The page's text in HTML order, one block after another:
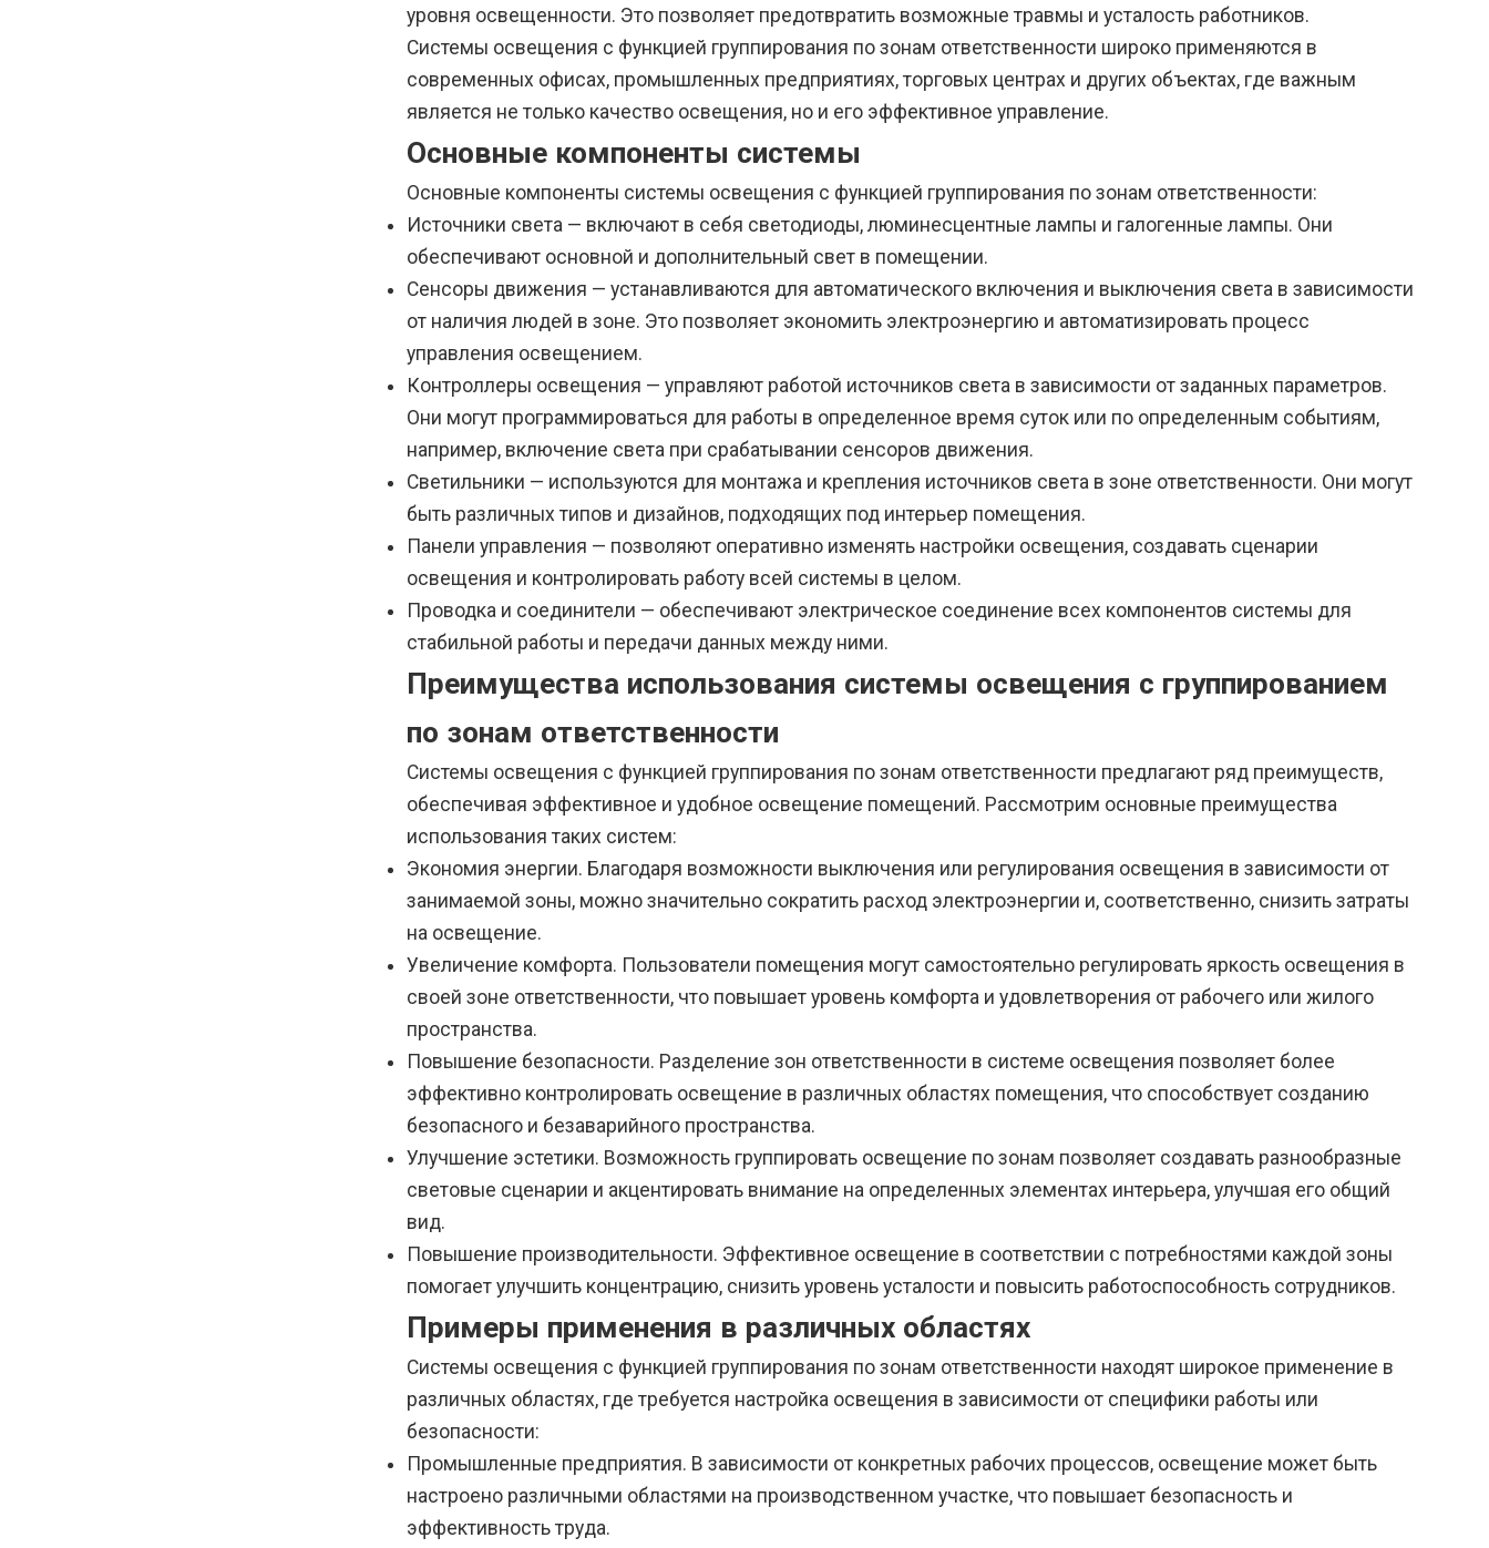
уровня освещенности. Это позволяет предотвратить возможные травмы и усталость работников.
Системы освещения с функцией группирования по зонам ответственности широко применяются в
современных офисах, промышленных предприятиях, торговых центрах и других объектах, где важным
является не только качество освещения, но и его эффективное управление.
Основные компоненты системы
Основные компоненты системы освещения с функцией группирования по зонам ответственности:
Источники света — включают в себя светодиоды, люминесцентные лампы и галогенные лампы. Они
обеспечивают основной и дополнительный свет в помещении.
Сенсоры движения — устанавливаются для автоматического включения и выключения света в зависимости
от наличия людей в зоне. Это позволяет экономить электроэнергию и автоматизировать процесс
управления освещением.
Контроллеры освещения — управляют работой источников света в зависимости от заданных параметров.
Они могут программироваться для работы в определенное время суток или по определенным событиям,
например, включение света при срабатывании сенсоров движения.
Светильники — используются для монтажа и крепления источников света в зоне ответственности. Они могут
быть различных типов и дизайнов, подходящих под интерьер помещения.
Панели управления — позволяют оперативно изменять настройки освещения, создавать сценарии
освещения и контролировать работу всей системы в целом.
Проводка и соединители — обеспечивают электрическое соединение всех компонентов системы для
стабильной работы и передачи данных между ними.
Преимущества использования системы освещения с группированием
по зонам ответственности
Системы освещения с функцией группирования по зонам ответственности предлагают ряд преимуществ,
обеспечивая эффективное и удобное освещение помещений. Рассмотрим основные преимущества
использования таких систем:
Экономия энергии. Благодаря возможности выключения или регулирования освещения в зависимости от
занимаемой зоны, можно значительно сократить расход электроэнергии и, соответственно, снизить затраты
на освещение.
Увеличение комфорта. Пользователи помещения могут самостоятельно регулировать яркость освещения в
своей зоне ответственности, что повышает уровень комфорта и удовлетворения от рабочего или жилого
пространства.
Повышение безопасности. Разделение зон ответственности в системе освещения позволяет более
эффективно контролировать освещение в различных областях помещения, что способствует созданию
безопасного и безаварийного пространства.
Улучшение эстетики. Возможность группировать освещение по зонам позволяет создавать разнообразные
световые сценарии и акцентировать внимание на определенных элементах интерьера, улучшая его общий
вид.
Повышение производительности. Эффективное освещение в соответствии с потребностями каждой зоны
помогает улучшить концентрацию, снизить уровень усталости и повысить работоспособность сотрудников.
Примеры применения в различных областях
Системы освещения с функцией группирования по зонам ответственности находят широкое применение в
различных областях, где требуется настройка освещения в зависимости от специфики работы или
безопасности:
Промышленные предприятия. В зависимости от конкретных рабочих процессов, освещение может быть
настроено различными областями на производственном участке, что повышает безопасность и
эффективность труда.